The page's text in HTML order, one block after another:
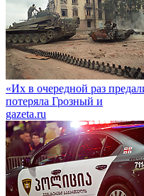
«Их в очередной раз
потеряла Грозный и
gazeta.ru